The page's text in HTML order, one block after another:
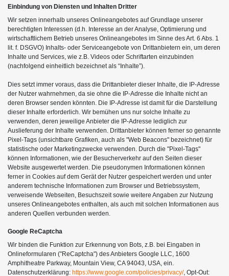
Einbindung von Diensten und Inhalten Dritter
Wir setzen innerhalb unseres Onlineangebotes auf Grundlage unserer
berechtigten Interessen (d.h. Interesse an der Analyse, Optimierung und
wirtschaftlichem Betrieb unseres Onlineangebotes im Sinne des Art. 6 Abs. 1
lit. f. DSGVO) Inhalts- oder Serviceangebote von Drittanbietern ein, um deren
Inhalte und Services, wie z.B. Videos oder Schriftarten einzubinden
(nachfolgend einheitlich bezeichnet als “Inhalte”).
Dies setzt immer voraus, dass die Drittanbieter dieser Inhalte, die IP-Adresse
der Nutzer wahrnehmen, da sie ohne die IP-Adresse die Inhalte nicht an
deren Browser senden könnten. Die IP-Adresse ist damit für die Darstellung
dieser Inhalte erforderlich. Wir bemühen uns nur solche Inhalte zu
verwenden, deren jeweilige Anbieter die IP-Adresse lediglich zur
Auslieferung der Inhalte verwenden. Drittanbieter können ferner so genannte
Pixel-Tags (unsichtbare Grafiken, auch als "Web Beacons" bezeichnet) für
statistische oder Marketingzwecke verwenden. Durch die "Pixel-Tags"
können Informationen, wie der Besucherverkehr auf den Seiten dieser
Website ausgewertet werden. Die pseudonymen Informationen können
ferner in Cookies auf dem Gerät der Nutzer gespeichert werden und unter
anderem technische Informationen zum Browser und Betriebssystem,
verweisende Webseiten, Besuchszeit sowie weitere Angaben zur Nutzung
unseres Onlineangebotes enthalten, als auch mit solchen Informationen aus
anderen Quellen verbunden werden.
Google ReCaptcha
Wir binden die Funktion zur Erkennung von Bots, z.B. bei Eingaben in
Onlineformularen ("ReCaptcha") des Anbieters Google LLC, 1600
Amphitheatre Parkway, Mountain View, CA 94043, USA, ein.
Datenschutzerklärung: https://www.google.com/policies/privacy/, Opt-Out: